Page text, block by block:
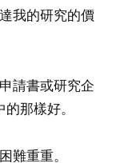
的研究的價
書或研究企
那樣好。
重重。